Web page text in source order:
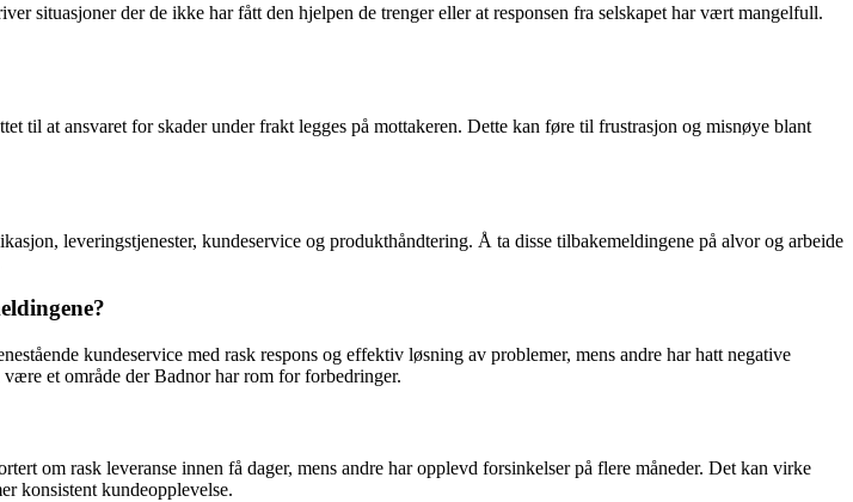
situasjoner der de ikke har fått den hjelpen de trenger eller at responsen fra selskapet har vært mangelfull.
til at ansvaret for skader under frakt legges på mottakeren. Dette kan føre til frustrasjon og misnøye blant
leveringstjenester, kundeservice og produkthåndtering. Å ta disse tilbakemeldingene på alvor og arbeide
kundeservice med rask respons og effektiv løsning av problemer, mens andre har hatt negative
et område der Badnor har rom for forbedringer.
om rask leveranse innen få dager, mens andre har opplevd forsinkelser på flere måneder. Det kan virke
konsistent kundeopplevelse.